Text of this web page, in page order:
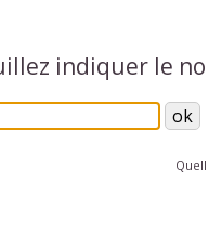
indiquer le